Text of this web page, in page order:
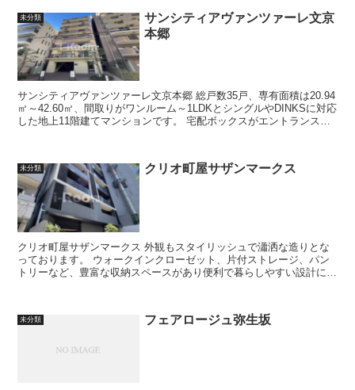
未分類
サンシティアヴァンツァーレ文京
本郷
サンシティアヴァンツァーレ文京本郷 総戸数35戸、専有面積は20.94
㎡～42.60㎡、間取りがワンルーム～1LDKとシングルやDINKSに対応
した地上11階建てマンションです。 宅配ボックスがエントランスに
未分類 クリオ町屋サザンマークス
クリオ町屋サザンマークス 外観もスタイリッシュで瀟洒な造りとな
っております。 ウォークインクローゼット、片付ストレージ、パン
トリーなど、豊富な収納スペースがあり便利で暮らしやすい設計にな
未分類 フェアロージュ弥生坂